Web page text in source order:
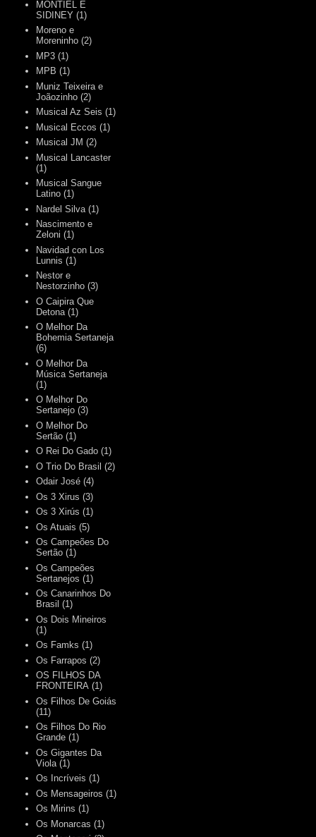
MONTIEL E
SIDINEY (1)
Moreno e
Moreninho (2)
MP3 (1)
MPB (1)
Muniz Teixeira e
Joãozinho (2)
Musical Az Seis (1)
Musical Eccos (1)
Musical JM (2)
Musical Lancaster
(1)
Musical Sangue
Latino (1)
Nardel Silva (1)
Nascimento e
Zeloni (1)
Navidad con Los
Lunnis (1)
Nestor e
Nestorzinho (3)
O Caipira Que
Detona (1)
O Melhor Da
Bohemia Sertaneja
(6)
O Melhor Da
Música Sertaneja
(1)
O Melhor Do
Sertanejo (3)
O Melhor Do
Sertão (1)
O Rei Do Gado (1)
O Trio Do Brasil (2)
Odair José (4)
Os 3 Xirus (3)
Os 3 Xirús (1)
Os Atuais (5)
Os Campeões Do
Sertão (1)
Os Campeões
Sertanejos (1)
Os Canarinhos Do
Brasil (1)
Os Dois Mineiros
(1)
Os Famks (1)
Os Farrapos (2)
OS FILHOS DA
FRONTEIRA (1)
Os Filhos De Goiás
(11)
Os Filhos Do Rio
Grande (1)
Os Gigantes Da
Viola (1)
Os Incríveis (1)
Os Mensageiros (1)
Os Mirins (1)
Os Monarcas (1)